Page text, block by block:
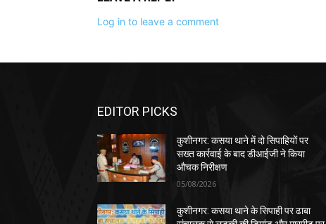
Log in to leave a comment
EDITOR PICKS
कुशीनगर: कसया थाने में दो सिपाहियों पर
सख्त कार्रवाई के बाद डीआईजी ने किया
औचक निरीक्षण
05/08/2026
कुशीनगर: कसया थाने के सिपाही पर ढाबा